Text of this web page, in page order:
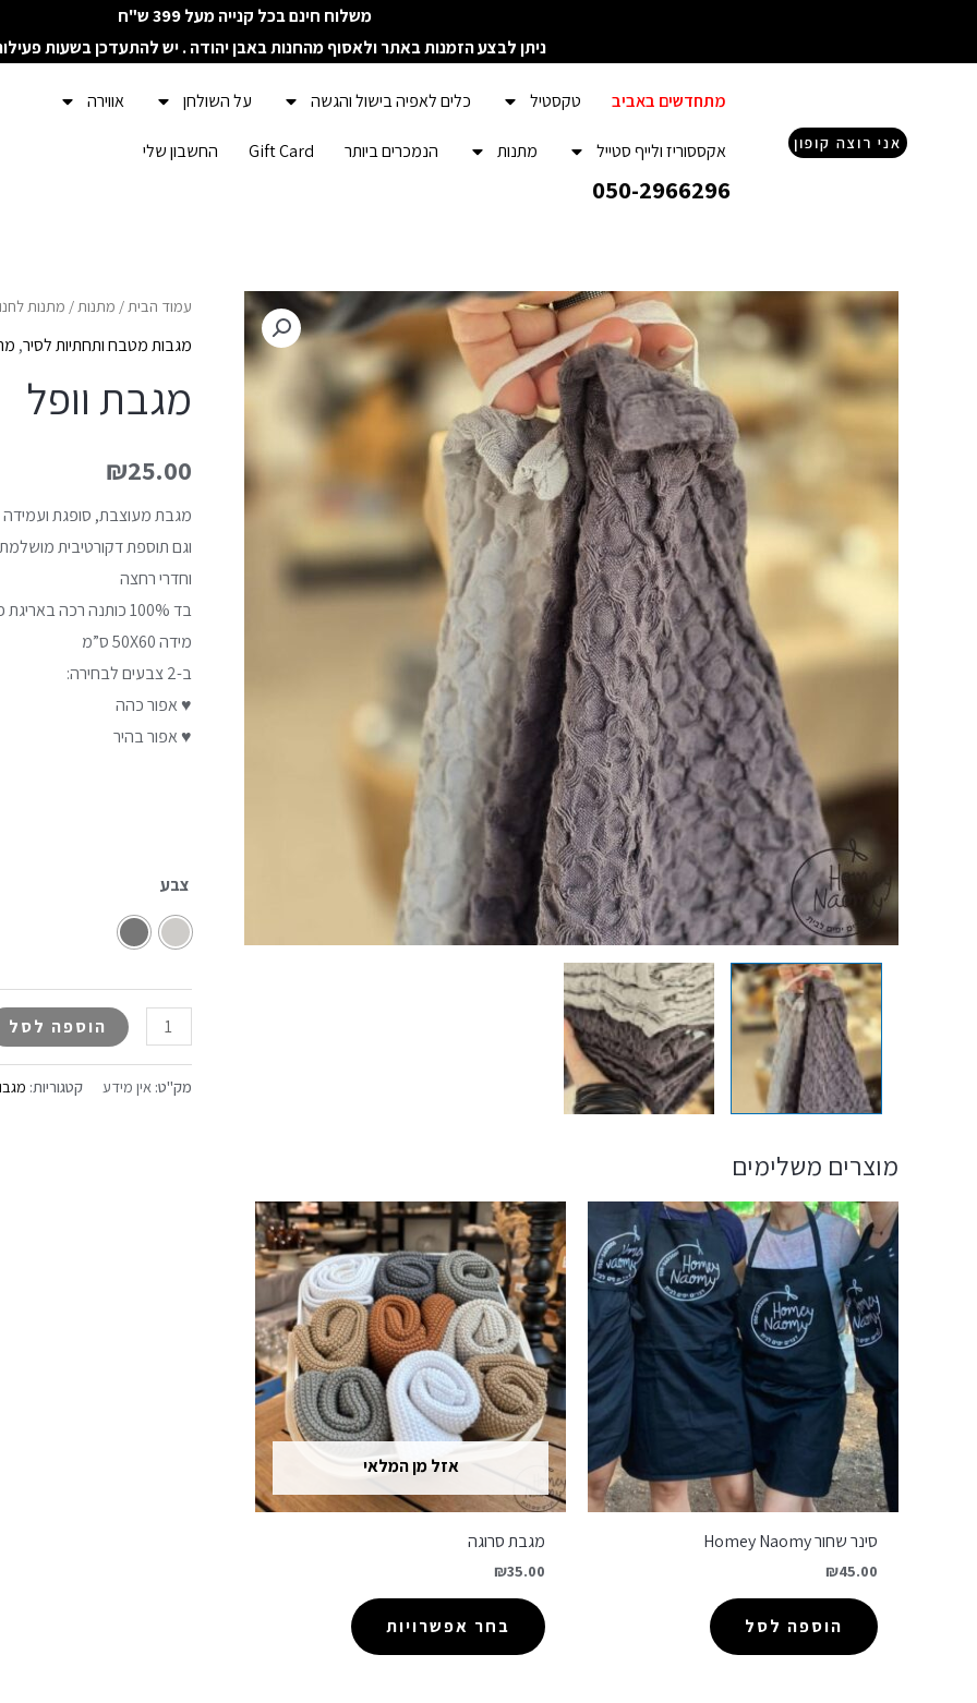
משלוח חינם בכל קנייה מעל 399 ש"ח
ניתן לבצע הזמנות באתר ולאסוף מהחנות באבן יהודה . יש להתעדכן בשעות
אני רוצה קופון
מתחדשים באביב טקסטיל כלים לאפיה בישול והגשה על השולחן אווירה
אקססוריז ולייף סטייל מתנות הנמכרים ביותר Gift Card החשבון שלי
050-2966296
עמוד הבית/ מתנות/ מתנות
מגבות מטבח ותחתיות לסיר,
מגבת וופל
₪25.00
מגבת מעוצבת, סופגת ועמידה
וגם תוספת דקורטיבית
וחדרי רחצה
בד 100% כותנה רכה באריגת פיקה
מידה 50X60 ס”מ
ב-2 צבעים לבחירה:
♥ אפור כהה
♥ אפור בהיר
צבע
כמות
של
וופל
הוספה לסל
מק"ט: אין מידע קטגוריות:
מוצרים משלימים
סינר שחור Homey Naomy
₪45.00
הוספה לסל
אזל מן המלאי
מגבת סרוגה
₪35.00
בחר אפשרויות